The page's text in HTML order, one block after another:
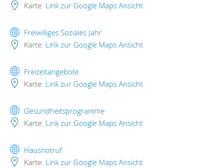
Karte: Link zur Google Maps Ansicht
Freiwilliges Soziales Jahr
Karte: Link zur Google Maps Ansicht
Freizeitangebote
Karte: Link zur Google Maps Ansicht
Gesundheitsprogramme
Karte: Link zur Google Maps Ansicht
Hausnotruf
Karte: Link zur Google Maps Ansicht